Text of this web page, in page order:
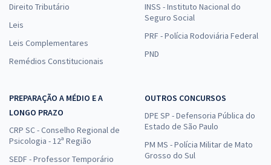
Direito Tributário
Leis
Leis Complementares
Remédios Constitucionais
INSS - Instituto Nacional do
Seguro Social
PRF - Polícia Rodoviária Federal
PND
PREPARAÇÃO A MÉDIO E A
LONGO PRAZO
CRP SC - Conselho Regional de
Psicologia - 12ª Região
SEDF - Professor Temporário
OUTROS CONCURSOS
DPE SP - Defensoria Pública do
Estado de São Paulo
PM MS - Polícia Militar de Mato
Grosso do Sul